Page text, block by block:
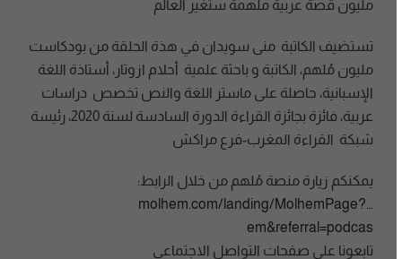
مليون قصة عربية ملهمة ستغير العالم
تستضيف الكاتبة منى سويدان في هذة الحلقة من بودكاست
مليون مُلهم، الكاتبة و باحثة علمية أحلام ازوتار، أستاذة اللغة
الإسبانية، حاصلة على ماستر اللغة والنص تخصص دراسات
عربية، فائزة بجائزة القراءة الدورة السادسة لسنة 2020، رئيسة
شبكة القراءة المغرب-فرع مراكش
يمكنكم زيارة منصة مُلهم من خلال الرابط:
molhem.com/landing/MolhemPage?…
em&referral=podcas
تابعونا على صفحات التواصل الاجتماعي